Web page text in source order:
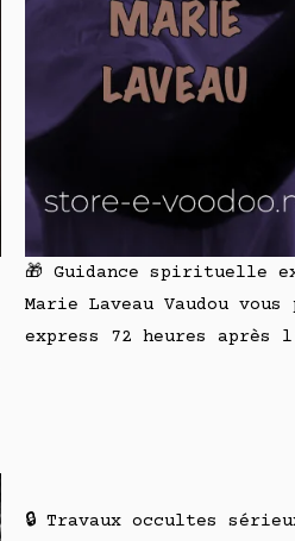
🎁 Guidance spirituelle
Marie Laveau Vaudou
express 72 heures après
🔒 Travaux occultes